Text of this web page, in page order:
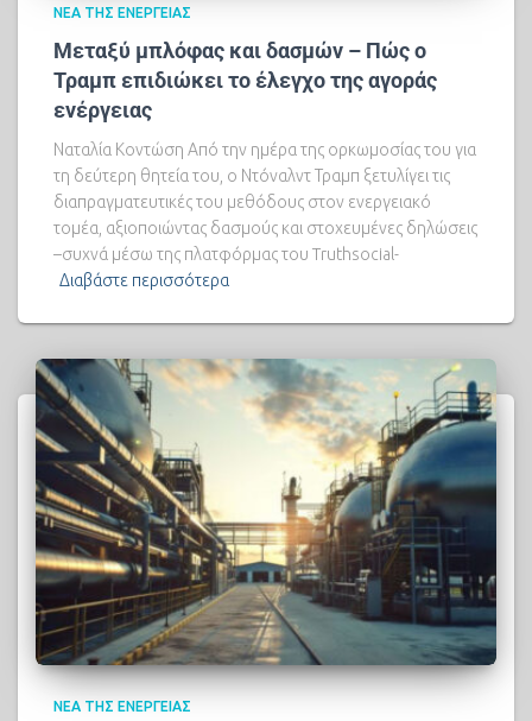
ΝΈΑ ΤΗΣ ΕΝΈΡΓΕΙΑΣ
Μεταξύ μπλόφας και δασμών – Πώς ο
Τραμπ επιδιώκει το έλεγχο της αγοράς
ενέργειας
Ναταλία Κοντώση Από την ημέρα της ορκωμοσίας του για
τη δεύτερη θητεία του, ο Ντόναλντ Τραμπ ξετυλίγει τις
διαπραγματευτικές του μεθόδους στον ενεργειακό
τομέα, αξιοποιώντας δασμούς και στοχευμένες δηλώσεις
–συχνά μέσω της πλατφόρμας του Truthsocial-
Διαβάστε περισσότερα
ΝΈΑ ΤΗΣ ΕΝΈΡΓΕΙΑΣ